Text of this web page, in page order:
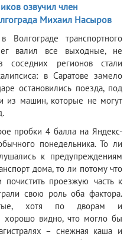
озвучил член
Михаил Насыров
транспортного
валил все выходные, не
соседних регионов стали
в Саратове замело
остановились поезда, под
из машин, которые не могут
пробки 4 балла на Яндекс-
понедельника. То ли
к предупреждениям
дома, то ли потому что
проезжую часть к
свою роль оба фактора.
хотя по дворам и
хорошо видно, что могло бы
– снежная каша и